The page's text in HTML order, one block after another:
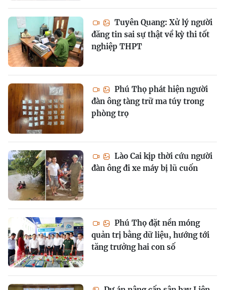
Tuyên Quang: Xử lý người
đăng tin sai sự thật về kỳ thi tốt
nghiệp THPT
Phú Thọ phát hiện người
đàn ông tàng trữ ma túy trong
phòng trọ
Lào Cai kịp thời cứu người
đàn ông đi xe máy bị lũ cuốn
Phú Thọ đặt nền móng
quản trị bằng dữ liệu, hướng tới
tăng trưởng hai con số